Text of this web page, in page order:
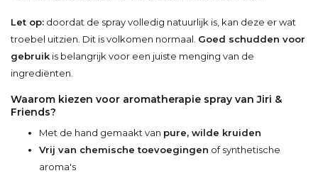
Let op: doordat de spray volledig natuurlijk is, kan deze er wat
troebel uitzien. Dit is volkomen normaal. Goed schudden voor
gebruik is belangrijk voor een juiste menging van de
ingrediënten.
Waarom kiezen voor aromatherapie spray van Jiri &
Friends?
Met de hand gemaakt van pure, wilde kruiden
Vrij van chemische toevoegingen of synthetische
aroma's